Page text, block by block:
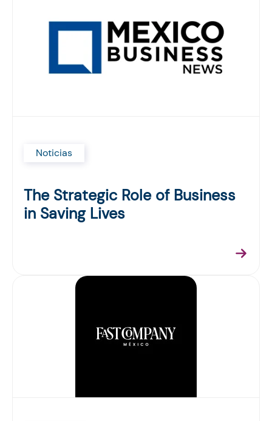
Noticias
The Strategic Role of Business
in Saving Lives